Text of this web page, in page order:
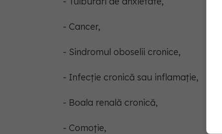
- Cancer,
- Sindromul oboselii cronice,
- Infecție cronică sau inflamație,
- Boala renală cronică,
- Comoție,